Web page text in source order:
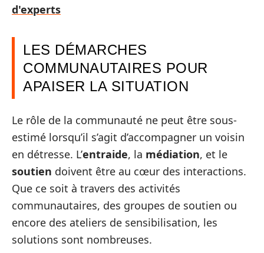
d'experts
LES DÉMARCHES
COMMUNAUTAIRES POUR
APAISER LA SITUATION
Le rôle de la communauté ne peut être sous-
estimé lorsqu’il s’agit d’accompagner un voisin
en détresse. L’entraide, la médiation, et le
soutien doivent être au cœur des interactions.
Que ce soit à travers des activités
communautaires, des groupes de soutien ou
encore des ateliers de sensibilisation, les
solutions sont nombreuses.